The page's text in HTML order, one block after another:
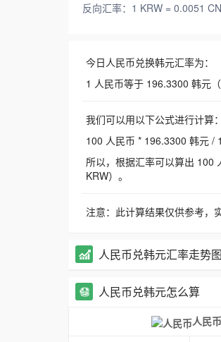
反向汇率：1 KRW = 0.0051
今日人民币兑换韩元汇率为：
1 人民币等于 196.3300 韩元
我们可以用以下公式进行计算：
100 人民币 * 196.3300 韩元 /
所以，根据汇率可以算出 100
KRW）。
注意：此计算结果仅供参考，
人民币兑韩元汇率走势图
人民币兑韩元怎么算
人民